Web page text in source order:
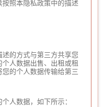
照本隐私政策中的描述
的方式与第三方共享您
人数据出售、出租或租
的个人数据传输给第三
人数据，如下所示：